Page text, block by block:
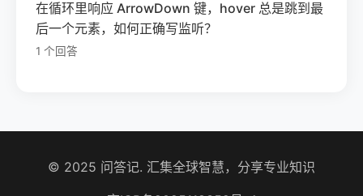
在循环里响应 ArrowDown 键，hover 总是跳到最
后一个元素，如何正确写监听？
1 个回答
© 2025 问答记. 汇集全球智慧，分享专业知识